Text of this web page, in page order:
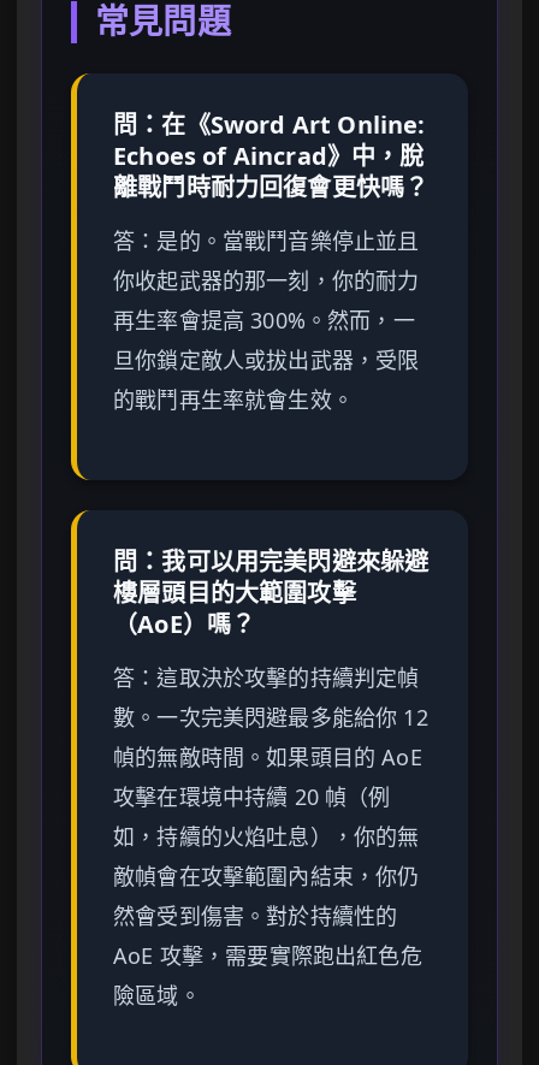
常見問題
問：在《Sword Art Online:
Echoes of Aincrad》中，脫
離戰鬥時耐力回復會更快嗎？
答：是的。當戰鬥音樂停止並且
你收起武器的那一刻，你的耐力
再生率會提高 300%。然而，一
旦你鎖定敵人或拔出武器，受限
的戰鬥再生率就會生效。
問：我可以用完美閃避來躲避
樓層頭目的大範圍攻擊
（AoE）嗎？
答：這取決於攻擊的持續判定幀
數。一次完美閃避最多能給你 12
幀的無敵時間。如果頭目的 AoE
攻擊在環境中持續 20 幀（例
如，持續的火焰吐息），你的無
敵幀會在攻擊範圍內結束，你仍
然會受到傷害。對於持續性的
AoE 攻擊，需要實際跑出紅色危
險區域。